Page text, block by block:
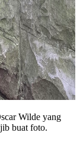
Wilde yang
buat foto.